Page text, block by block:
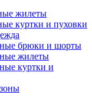
жилеты
куртки и пуховки
брюки и шорты
жилеты
куртки и